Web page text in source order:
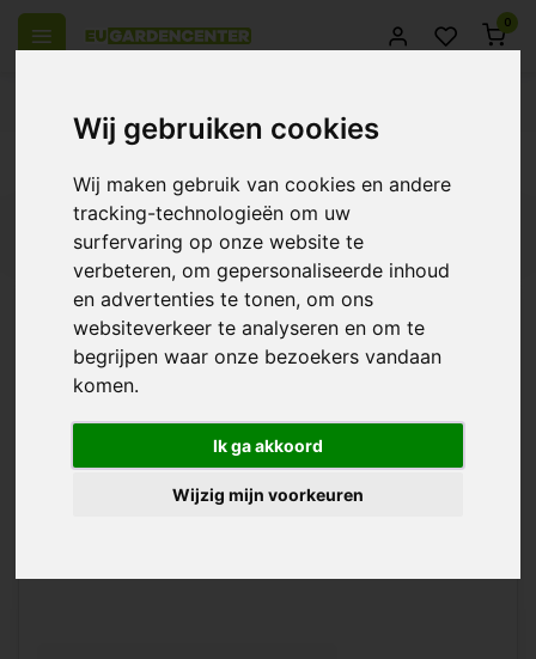
Wij gebruiken cookies
Wij maken gebruik van cookies en andere
tracking-technologieën om uw
surfervaring op onze website te
verbeteren, om gepersonaliseerde inhoud
en advertenties te tonen, om ons
websiteverkeer te analyseren en om te
begrijpen waar onze bezoekers vandaan
komen.
Ik ga akkoord
Wijzig mijn voorkeuren
0
CO2 BOX 400g